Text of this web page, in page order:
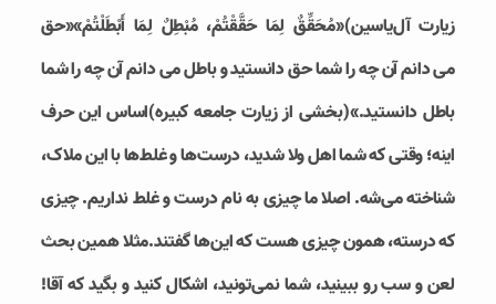
زیارت آل‌یاسین)«مُحَقِّقٌ لِمَا حَقَّقْتُمْ، مُبْطِلٌ لِمَا أَبْطَلْتُمْ»«حق
مى دانم آن چه را شما حق دانستيد و باطل مى دانم آن چه را شما
باطل دانستيد.»(بخشی از زیارت جامعه کبیره)اساس این حرف
اینه؛ وقتی که شما اهل ولا شدید، درست‌ها و غلط‌ها با این ملاک،
شناخته می‌شه. اصلا ما چیزی به نام درست و غلط نداریم. چیزی
که درسته، همون چیزی هست که این‌ها گفتند.مثلا همین بحث
لعن و سب رو ببینید، شما نمی‌تونید، اشکال کنید و بگید که آقا!